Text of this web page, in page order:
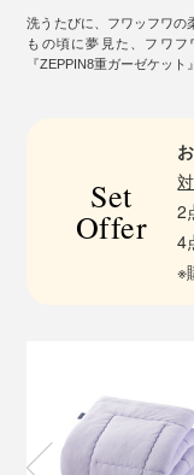
洗うたびに、フワッフワ
もの頃に夢見た、フワ
『ZEPPIN8重ガーゼケット
Set
Offer
2
4
※